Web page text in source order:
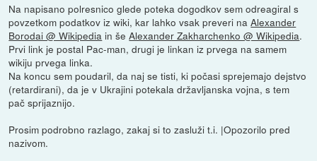
Na napisano polresnico glede poteka dogodkov sem odreagiral s
povzetkom podatkov iz wiki, kar lahko vsak preveri naAlexander
Borodai @ Wikipedia in šeAlexander Zakharchenko @ Wikipedia.
Prvi link je postal Pac-man, drugi je linkan iz prvega na samem
wikiju prvega linka.
Na koncu sem poudaril, da naj se tisti, ki počasi sprejemajo dejstvo
(retardirani), da je v Ukrajini potekala državljanska vojna, s tem
pač sprijaznijo.
Prosim podrobno razlago, zakaj si to zasluži t.i. |Opozorilo pred
nazivom.